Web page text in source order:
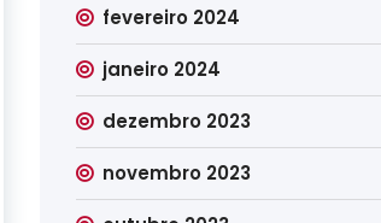
fevereiro 2024
janeiro 2024
dezembro 2023
novembro 2023